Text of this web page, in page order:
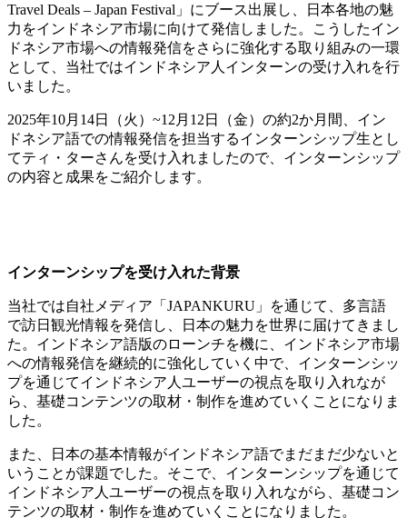
Travel Deals – Japan Festival」にブース出展し、日本各地の魅
力をインドネシア市場に向けて発信しました。こうしたイン
ドネシア市場への情報発信をさらに強化する取り組みの一環
として、当社ではインドネシア人インターンの受け入れを行
いました。
2025年10月14日（火）~12月12日（金） の約2か月間、イン
ドネシア語での情報発信を担当するインターンシップ生とし
てティ・ターさんを受け入れましたので、インターンシップ
の内容と成果をご紹介します。
インターンシップを受け入れた背景
当社では自社メディア「JAPANKURU」を通じて、多言語
で訪日観光情報を発信し、日本の魅力を世界に届けてきまし
た。インドネシア語版のローンチを機に、インドネシア市場
への情報発信を継続的に強化していく中で、インターンシッ
プを通じてインドネシア人ユーザーの視点を取り入れなが
ら、基礎コンテンツの取材・制作を進めていくことになりま
した。
また、日本の基本情報がインドネシア語でまだまだ少ないと
いうことが課題でした。そこで、インターンシップを通じて
インドネシア人ユーザーの視点を取り入れながら、基礎コン
テンツの取材・制作を進めていくことになりました。